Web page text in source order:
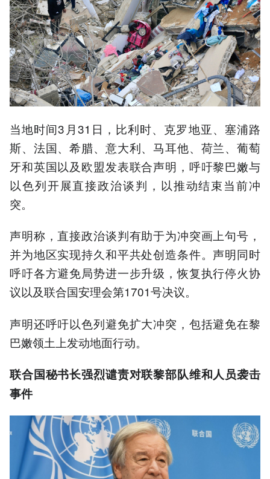
当地时间3月31日，比利时、克罗地亚、塞浦路
斯、法国、希腊、意大利、马耳他、荷兰、葡萄
牙和英国以及欧盟发表联合声明，呼吁黎巴嫩与
以色列开展直接政治谈判，以推动结束当前冲
突。
声明称，直接政治谈判有助于为冲突画上句号，
并为地区实现持久和平共处创造条件。声明同时
呼吁各方避免局势进一步升级，恢复执行停火协
议以及联合国安理会第1701号决议。
声明还呼吁以色列避免扩大冲突，包括避免在黎
巴嫩领土上发动地面行动。
联合国秘书长强烈谴责对联黎部队维和人员袭击
事件